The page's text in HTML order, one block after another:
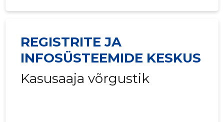
REGISTRITE JA
INFOSÜSTEEMIDE KESKUS
Kasusaaja võrgustik